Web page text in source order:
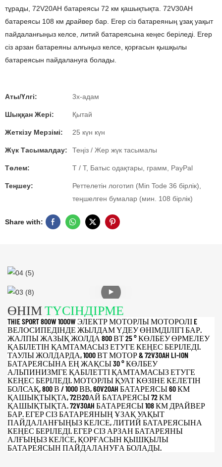
тұрады, 72V20AH батареясы 72 км қашықтықта. 72V30AH
батареясы 108 км драйвер бар. Егер сіз батареяның ұзақ уақыт
пайдаланғыңыз келсе, литий батареясына кеңес беріледі. Егер
сіз арзан батареяны алғыңыз келсе, қорғасын қышқылы
батареясын пайдалануға болады.
Аты/Үлгі: 3x-адам
Шыққан Жері: Қытай
Жеткізу Мерзімі: 25 күн күн
Жүк Тасымалдау: Теңіз / Жер жүк тасымалы
Төлем: T / T, Батыс одақтары, грамм, PayPal
Теңшеу:
Реттелетін логотип (Min Tode 36 бірлік),
теңшелген бумалар (мин. 108 бірлік)
Share with:
ӨНІМТҮСІНДІРМЕ
THIE SPORT 800W 1000W ЭЛЕКТР МОТОРЛЫ МОТОРОЛІ E
ВЕЛОСИПЕДІНДЕ ЖЫЛДАМ ҮДЕУ ӨНІМДІЛІГІ БАР.
ЖАЛПЫ ЖАЗЫҚ ЖОЛДА 800 ВТ 25 ° КӨЛБЕУ ӨРМЕЛЕУ
ҚАБІЛЕТІН ҚАМТАМАСЫЗ ЕТУГЕ КЕҢЕС БЕРІЛЕДІ.
ТАУЛЫ ЖОЛДАРДА, 1000 ВТ МОТОР & 72V30AH LI-ION
БАТАРЕЯСЫНА ЕҢ ЖАҚСЫ 30 ° КӨЛБЕУ
АЛЬПИНИЗМГЕ ҚАБІЛЕТТІ ҚАМТАМАСЫЗ ЕТУГЕ
КЕҢЕС БЕРІЛЕДІ. МОТОРЛЫ ҚУАТ КӨЗІНЕ КЕЛЕТІН
БОЛСАҚ, 800 В / 1000 ВВ, 60V20AH БАТАРЕЯСЫ 60 КМ
ҚАШЫҚТЫҚТА, 72В20АЙ БАТАРЕЯСЫ 72 КМ
ҚАШЫҚТЫҚТА. 72V30AH БАТАРЕЯСЫ 108 КМ ДРАЙВЕР
БАР. ЕГЕР СІЗ БАТАРЕЯНЫҢ ҰЗАҚ УАҚЫТ
ПАЙДАЛАНҒЫҢЫЗ КЕЛСЕ, ЛИТИЙ БАТАРЕЯСЫНА
КЕҢЕС БЕРІЛЕДІ. ЕГЕР СІЗ АРЗАН БАТАРЕЯНЫ
АЛҒЫҢЫЗ КЕЛСЕ, ҚОРҒАСЫН ҚЫШҚЫЛЫ
БАТАРЕЯСЫН ПАЙДАЛАНУҒА БОЛАДЫ.